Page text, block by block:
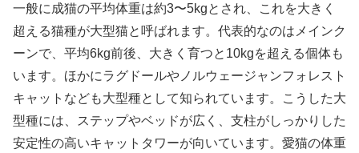
一般に成猫の平均体重は約3〜5kgとされ、これを大きく
超える猫種が大型猫と呼ばれます。代表的なのはメインク
ーンで、平均6kg前後、大きく育つと10kgを超える個体も
います。ほかにラグドールやノルウェージャンフォレスト
キャットなども大型種として知られています。こうした大
型種には、ステップやベッドが広く、支柱がしっかりした
安定性の高いキャットタワーが向いています。愛猫の体重